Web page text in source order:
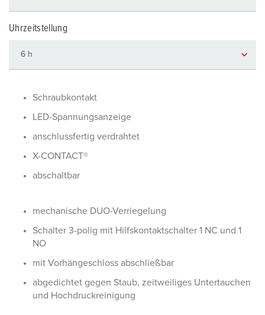
Uhrzeitstellung
Schraubkontakt
LED-Spannungsanzeige
anschlussfertig verdrahtet
X-CONTACT®
abschaltbar
mechanische DUO-Verriegelung
Schalter 3-polig mit Hilfskontaktschalter 1 NC und 1
NO
mit Vorhängeschloss abschließbar
abgedichtet gegen Staub, zeitweiliges Untertauchen
und Hochdruckreinigung